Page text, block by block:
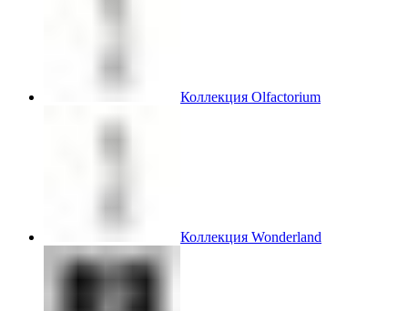
Коллекция Olfactorium
Коллекция Wonderland